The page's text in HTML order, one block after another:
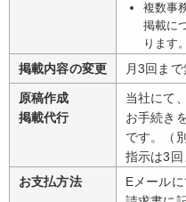
複数事
掲載に
ります。
掲載内容の変更 月3回ま
原稿作成
掲載代行
当社にて
お手続き
です。（
指示は3回
お支払方法
Eメール